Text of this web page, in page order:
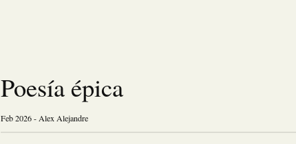
Poesía épica
Feb 2026 - Alex Alejandre